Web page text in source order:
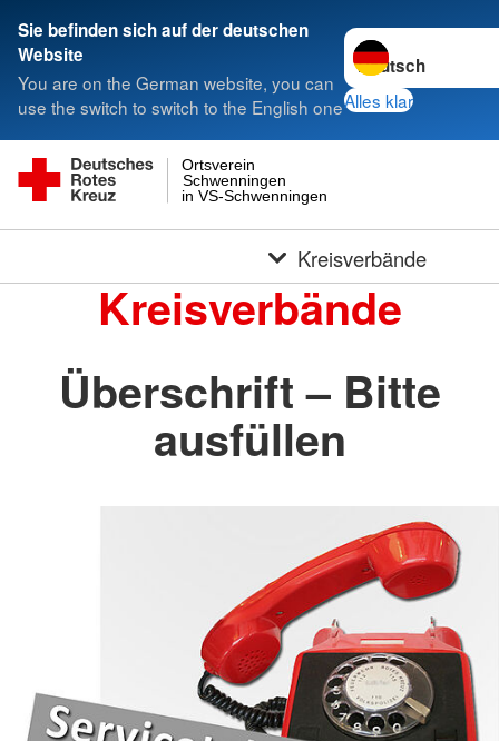
Sie befinden sich auf der deutschen
Website
You are on the German website, you can
use the switch to switch to the English one
Sprache wechseln
Alles klar
in VS-Schwenningen
Schwenningen
Ortsverein
Kreisverbände
Kreisverbände
Überschrift – Bitte
ausfüllen